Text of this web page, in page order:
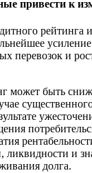
привести к
рейтинга
перевозок и
может быть
ликвидности и
долга.